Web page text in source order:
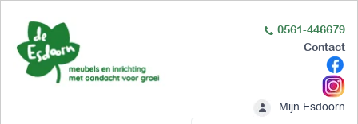
0561-446679
Contact
Mijn Esdoorn